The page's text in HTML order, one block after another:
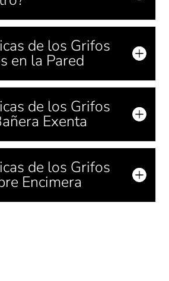
de los Grifos
en la Pared
de los Grifos
Exenta
de los Grifos
Encimera